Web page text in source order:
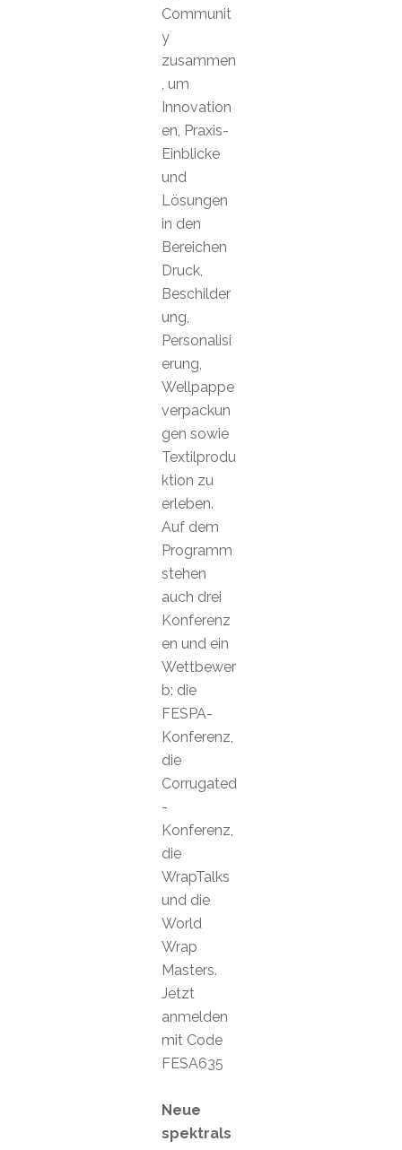
Communit
y
zusammen
, um
Innovation
en, Praxis-
Einblicke
und
Lösungen
in den
Bereichen
Druck,
Beschilder
ung,
Personalisi
erung,
Wellpappe
verpackun
gen sowie
Textilprodu
ktion zu
erleben.
Auf dem
Programm
stehen
auch drei
Konferenz
en und ein
Wettbewer
b: die
FESPA-
Konferenz,
die
Corrugated
-
Konferenz,
die
WrapTalks
und die
World
Wrap
Masters.
Jetzt
anmelden
mit Code
FESA635
Neue
spektrals